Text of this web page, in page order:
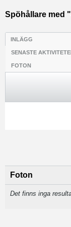
Spöhållare med
INLÄGG
SENASTE
FOTON
Foton
Det finns inga